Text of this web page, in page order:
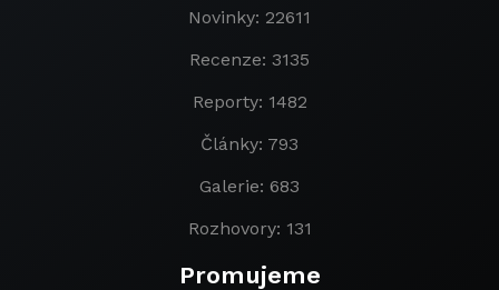
Novinky: 22611
Recenze: 3135
Reporty: 1482
Články: 793
Galerie: 683
Rozhovory: 131
Promujeme